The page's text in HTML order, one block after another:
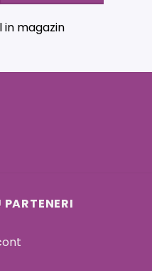
in magazin
PARTENERI